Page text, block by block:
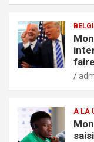
A LA